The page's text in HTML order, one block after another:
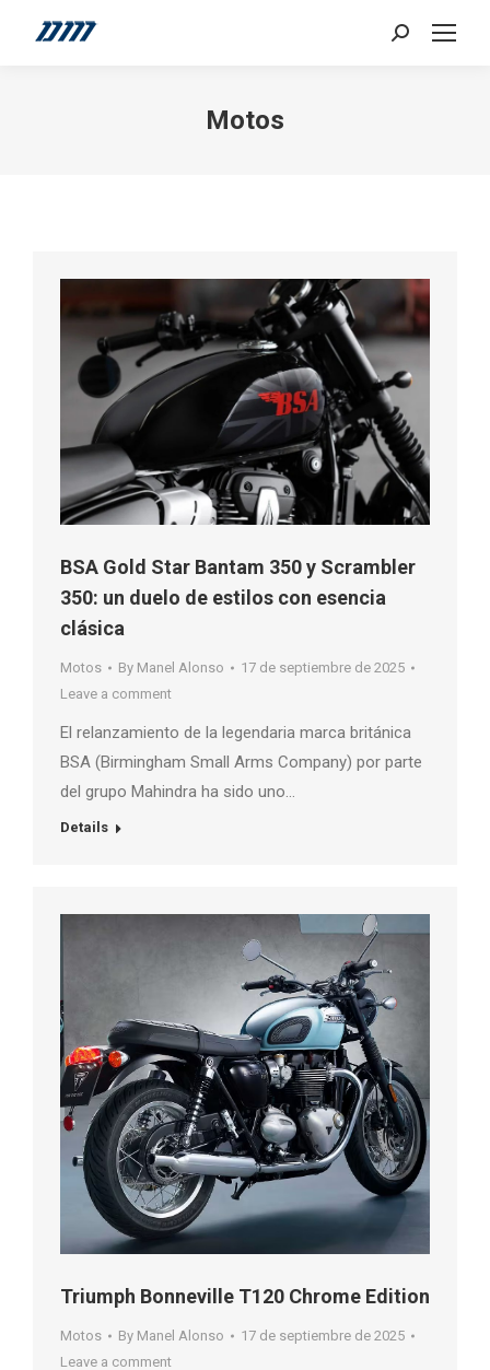
Search:
Motos
BSA Gold Star Bantam 350 y Scrambler
350: un duelo de estilos con esencia
clásica
Motos By Manel Alonso
17 de septiembre de 2025
Leave a comment
El relanzamiento de la legendaria marca británica
BSA (Birmingham Small Arms Company) por parte
del grupo Mahindra ha sido uno…
Details
Triumph Bonneville T120 Chrome Edition
Motos By Manel Alonso
17 de septiembre de 2025
Leave a comment